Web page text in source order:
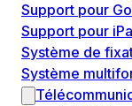
Support pour
Support pour
Système de
Système